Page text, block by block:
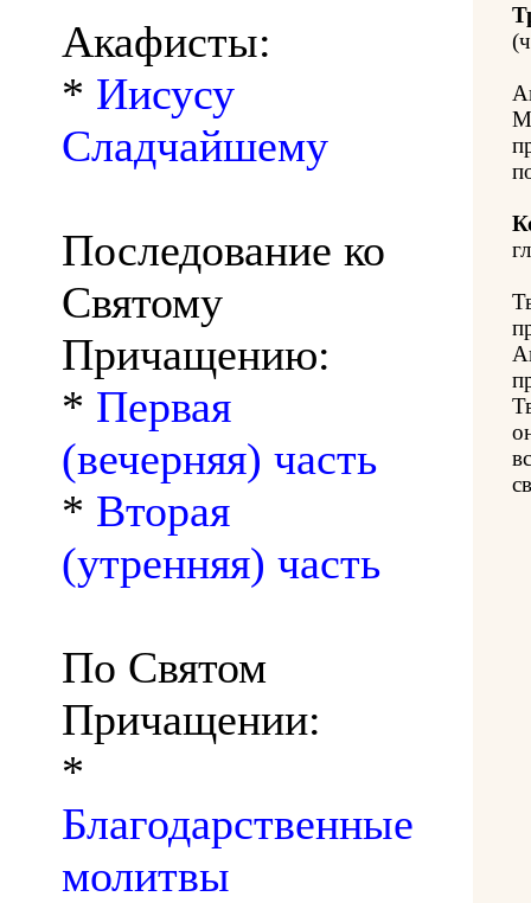
Акафисты:
* Иисусу
Сладчайшему
Последование ко
Святому
Причащению:
* Первая
(вечерняя) часть
* Вторая
(утренняя) часть
По Святом
Причащении:
*
Благодарственные
молитвы